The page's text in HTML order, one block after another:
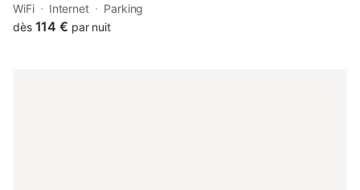
Gouzon, close to Chapelle Beach and 39 km from Athanor
Centre de Congrès.
WiFi Internet
Parking
dès 114 € par nuit